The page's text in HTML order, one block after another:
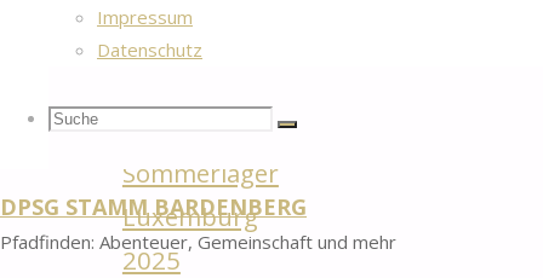
Impressum
Datenschutz
Suche
Suchen
nach:
Suche
DPSG STAMM BARDENBERG
Pfadfinden: Abenteuer, Gemeinschaft und mehr
Sommerlager
Luxemburg
2025